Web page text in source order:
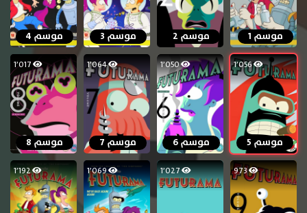
موسم 1 موسم 2 موسم 3 موسم 4
1٬056
موسم 5
1٬050
موسم 6
1٬064
موسم 7 موسم 8
973 1٬027 1٬069 1٬192